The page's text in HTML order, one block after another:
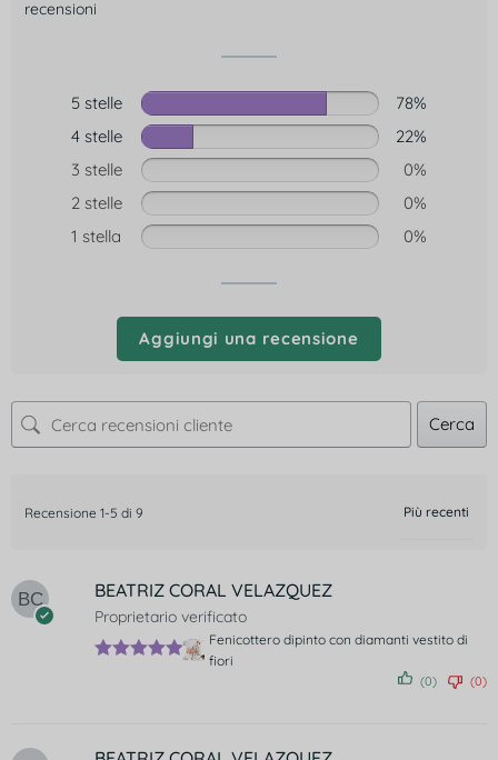
recensioni
5 stelle
78%
4 stelle
22%
3 stelle
0%
2 stelle
0%
1 stella
0%
Aggiungi una recensione
Cerca
Recensione 1-5 di 9
BEATRIZ CORAL VELAZQUEZ
Proprietario verificato
Fenicottero dipinto con diamanti vestito di
fiori
(0) (0)